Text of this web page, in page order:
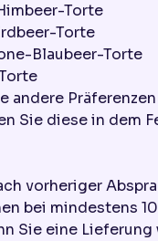
Torte
Torte
Blaubeer-Torte
andere
Sie diese in dem
vorheriger
bei mindestens
Sie eine Lieferung